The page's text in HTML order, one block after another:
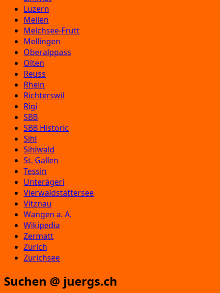
Luzern
Meilen
Melchsee-Frutt
Mellingen
Oberalppass
Olten
Reuss
Rhein
Richterswil
Rigi
SBB
SBB Historic
Sihl
Sihlwald
St. Gallen
Tessin
Unterägeri
Vierwaldstättersee
Vitznau
Wangen a. A.
Wikipedia
Zermatt
Zürich
Zürichsee
Suchen @ juergs.ch